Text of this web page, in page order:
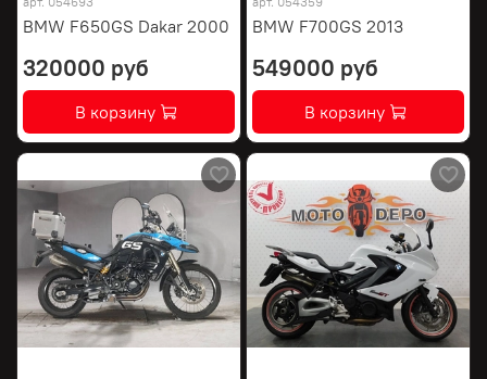
BMW F650GS Dakar 2000
320000 руб
В корзину
BMW F700GS 2013
549000 руб
В корзину